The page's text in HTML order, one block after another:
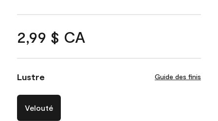
2,99 $ CA
Lustre Guide des finis
Velouté